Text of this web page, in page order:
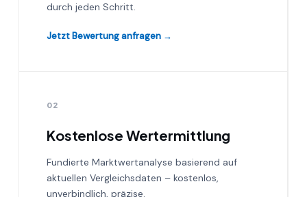
durch jeden Schritt.
Jetzt Bewertung anfragen →
02
Kostenlose Wertermittlung
Fundierte Marktwertanalyse basierend auf
aktuellen Vergleichsdaten – kostenlos,
unverbindlich, präzise.